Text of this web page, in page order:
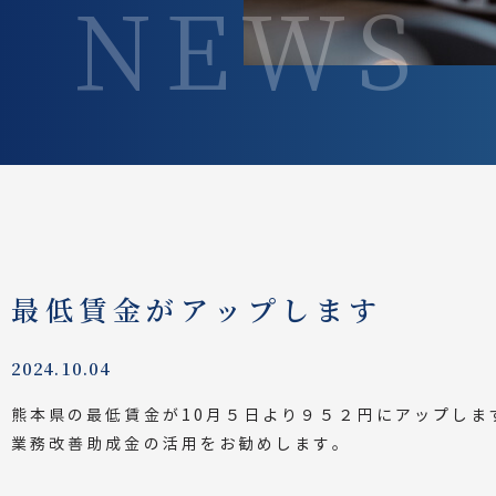
NEWS
最低賃金がアップします
2024.10.04
熊本県の最低賃金が10月５日より９５２円にアップしま
業務改善助成金の活用をお勧めします。